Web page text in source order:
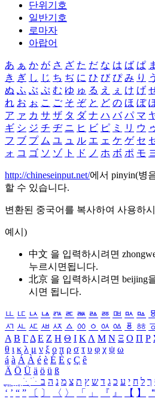
단위기호
일반기호
로마자
아랍어
あ ぁ か が さ ざ た だ な は ば ぱ ま
き ぎ し じ ち ぢ に ひ び ぴ み り う
ぬ ふ ぶ ぷ む ゆ ゅ る え ぇ け げ
れ お ぉ こ ご そ ぞ と ど の ほ ぼ
ア ァ カ サ ザ タ ダ ナ ハ バ パ マ
ギ シ ジ チ ヂ ニ ヒ ビ ピ ミ リ ウ
フ ブ プ ム ユ ュ ル エ ェ ケ ゲ セ
ォ コ ゴ ソ ゾ ト ド ノ ホ ボ ポ モ
http://chineseinput.net/에서 pinyin(병
할 수 있습니다.
변환된 중국어를 복사하여 사용하
예시)
中文 을 입력하시려면
누르시면됩니다.
北京 을 입력하시려면 beijing
시면 됩니다.
ㅥ ㅦ ㅧ ㅨ ㅩ ㅪ ㅫ ㅬ ㅭ ㅮ ㅯ ㅰ ㅱ
ㅺ ㅻ ㅼ ㅽ ㅾ ㅿ ㆀ ㆁ ㆂ ㆃ ㆄ ㆅ
Α Β ΓΔ Ε Ζ Η Θ Ι ΚΛ Μ Ν Ξ Ο Π Ρ
θ ι κ λ μ ν ξ ο π ρ σ τ υ φ χ ψ ω
á à Á À é è É È ç Ç ê
Ä Ö Ü ä ö ü ß
ִֶֹ ֻּ ׁׂ ך ל ח י ע כ ג ד ש ץ ת צ מ נ ה ב
‘ ’ “ ” 〔 〕 〈 〉 「 」 『 』 【 】 ＂